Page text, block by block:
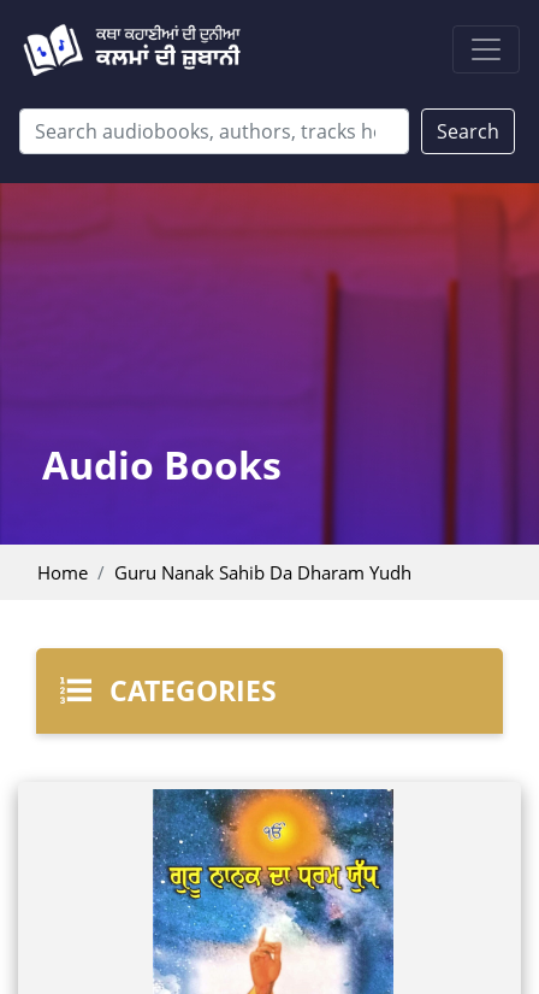
Search
Audio Books
Home Guru Nanak Sahib Da Dharam Yudh
CATEGORIES